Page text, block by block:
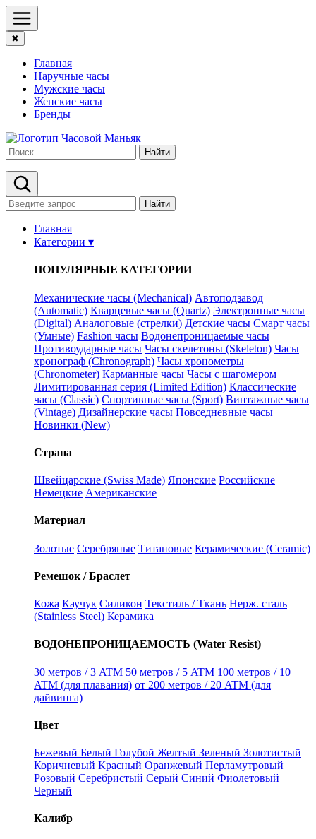
✖
Главная
Наручные часы
Мужские часы
Женские часы
Бренды
Найти
Найти
Главная
Категории ▾
ПОПУЛЯРНЫЕ КАТЕГОРИИ
Механические часы (Mechanical) Автоподзавод
(Automatic) Кварцевые часы (Quartz) Электронные часы
(Digital) Аналоговые (стрелки) Детские часы Смарт часы
(Умные) Fashion часы Водонепроницаемые часы
Противоударные часы Часы скелетоны (Skeleton) Часы
хронограф (Chronograph) Часы хронометры
(Chronometer) Карманные часы Часы с шагомером
Лимитированная серия (Limited Edition) Классические
часы (Classic) Спортивные часы (Sport) Винтажные часы
(Vintage) Дизайнерские часы Повседневные часы
Новинки (New)
Страна
Швейцарские (Swiss Made) Японские Российские
Немецкие Американские
Материал
Золотые Серебряные Титановые Керамические (Ceramic)
Ремешок / Браслет
Кожа Каучук Силикон Текстиль / Ткань Нерж. сталь
(Stainless Steel) Керамика
ВОДОНЕПРОНИЦАЕМОСТЬ (Water Resist)
30 метров / 3 ATM 50 метров / 5 ATM 100 метров / 10
ATM (для плавания) от 200 метров / 20 ATM (для
дайвинга)
Цвет
Бежевый Белый Голубой Желтый Зеленый Золотистый
Коричневый Красный Оранжевый Перламутровый
Розовый Серебристый Серый Синий Фиолетовый
Черный
Калибр